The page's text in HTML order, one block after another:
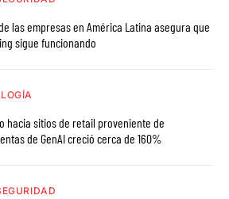
las empresas en América Latina asegura que
sigue funcionando
hacia sitios de retail proveniente de
de GenAI creció cerca de 160%